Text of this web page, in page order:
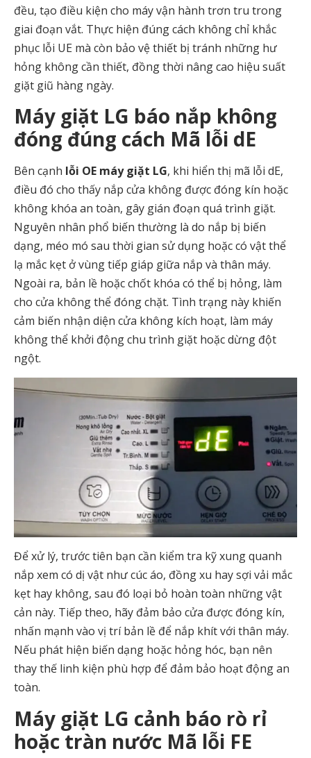
đều, tạo điều kiện cho máy vận hành trơn tru trong
giai đoạn vắt. Thực hiện đúng cách không chỉ khắc
phục lỗi UE mà còn bảo vệ thiết bị tránh những hư
hỏng không cần thiết, đồng thời nâng cao hiệu suất
giặt giũ hàng ngày.
Máy giặt LG báo nắp không
đóng đúng cách Mã lỗi dE
Bên cạnh lỗi OE máy giặt LG, khi hiển thị mã lỗi dE,
điều đó cho thấy nắp cửa không được đóng kín hoặc
không khóa an toàn, gây gián đoạn quá trình giặt.
Nguyên nhân phổ biến thường là do nắp bị biến
dạng, méo mó sau thời gian sử dụng hoặc có vật thể
lạ mắc kẹt ở vùng tiếp giáp giữa nắp và thân máy.
Ngoài ra, bản lề hoặc chốt khóa có thể bị hỏng, làm
cho cửa không thể đóng chặt. Tình trạng này khiến
cảm biến nhận diện cửa không kích hoạt, làm máy
không thể khởi động chu trình giặt hoặc dừng đột
ngột.
Để xử lý, trước tiên bạn cần kiểm tra kỹ xung quanh
nắp xem có dị vật như cúc áo, đồng xu hay sợi vải mắc
kẹt hay không, sau đó loại bỏ hoàn toàn những vật
cản này. Tiếp theo, hãy đảm bảo cửa được đóng kín,
nhấn mạnh vào vị trí bản lề để nắp khít với thân máy.
Nếu phát hiện biến dạng hoặc hỏng hóc, bạn nên
thay thế linh kiện phù hợp để đảm bảo hoạt động an
toàn.
Máy giặt LG cảnh báo rò rỉ
hoặc tràn nước Mã lỗi FE